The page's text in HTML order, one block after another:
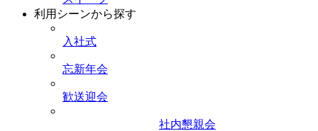
利用シーンから探す
入社式
忘新年会
歓送迎会
社内懇親会